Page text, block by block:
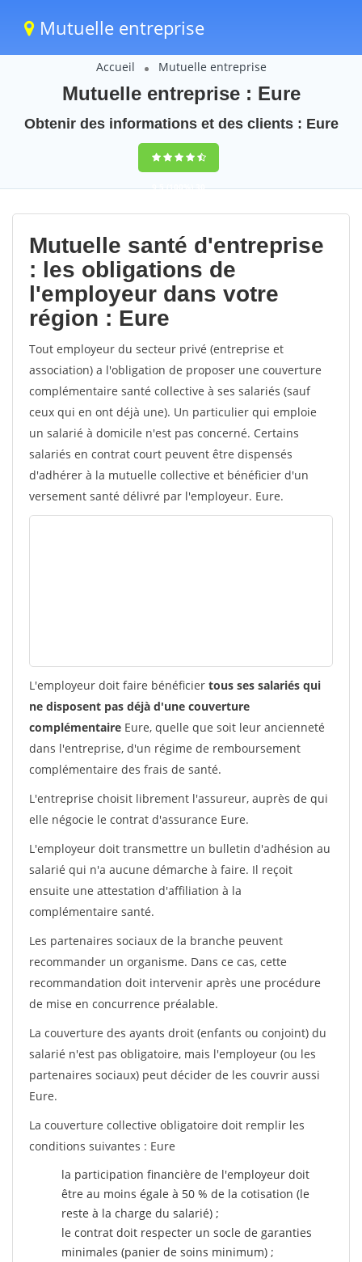
Mutuelle entreprise
Accueil Mutuelle entreprise
Mutuelle entreprise : Eure
Obtenir des informations et des clients : Eure
9,5(100%)30
votes
Mutuelle santé d'entreprise
: les obligations de
l'employeur dans votre
région : Eure
Tout employeur du secteur privé (entreprise et
association) a l'obligation de proposer une couverture
complémentaire santé collective à ses salariés (sauf
ceux qui en ont déjà une). Un particulier qui emploie
un salarié à domicile n'est pas concerné. Certains
salariés en contrat court peuvent être dispensés
d'adhérer à la mutuelle collective et bénéficier d'un
versement santé délivré par l'employeur. Eure.
L'employeur doit faire bénéficier tous ses salariés qui
ne disposent pas déjà d'une couverture
complémentaire Eure, quelle que soit leur ancienneté
dans l'entreprise, d'un régime de remboursement
complémentaire des frais de santé.
L'entreprise choisit librement l'assureur, auprès de qui
elle négocie le contrat d'assurance Eure.
L'employeur doit transmettre un bulletin d'adhésion au
salarié qui n'a aucune démarche à faire. Il reçoit
ensuite une attestation d'affiliation à la
complémentaire santé.
Les partenaires sociaux de la branche peuvent
recommander un organisme. Dans ce cas, cette
recommandation doit intervenir après une procédure
de mise en concurrence préalable.
La couverture des ayants droit (enfants ou conjoint) du
salarié n'est pas obligatoire, mais l'employeur (ou les
partenaires sociaux) peut décider de les couvrir aussi
Eure.
La couverture collective obligatoire doit remplir les
conditions suivantes : Eure
la participation financière de l'employeur doit
être au moins égale à 50 % de la cotisation (le
reste à la charge du salarié) ;
le contrat doit respecter un socle de garanties
minimales (panier de soins minimum) ;